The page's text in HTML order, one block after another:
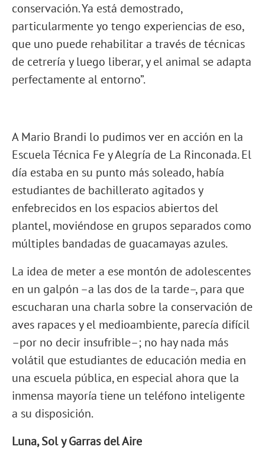
conservación. Ya está demostrado,
particularmente yo tengo experiencias de eso,
que uno puede rehabilitar a través de técnicas
de cetrería y luego liberar, y el animal se adapta
perfectamente al entorno”.
A Mario Brandi lo pudimos ver en acción en la
Escuela Técnica Fe y Alegría de La Rinconada. El
día estaba en su punto más soleado, había
estudiantes de bachillerato agitados y
enfebrecidos en los espacios abiertos del
plantel, moviéndose en grupos separados como
múltiples bandadas de guacamayas azules.
La idea de meter a ese montón de adolescentes
en un galpón –a las dos de la tarde–, para que
escucharan una charla sobre la conservación de
aves rapaces y el medioambiente, parecía difícil
–por no decir insufrible–; no hay nada más
volátil que estudiantes de educación media en
una escuela pública, en especial ahora que la
inmensa mayoría tiene un teléfono inteligente
a su disposición.
Luna, Sol y Garras del Aire